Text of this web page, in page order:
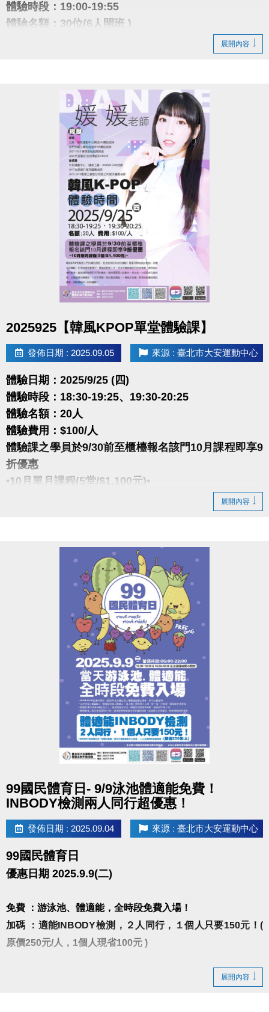
體驗時段：19:00-19:55
體驗名額：30位(6人開班 )
各種拉丁舞曲風以及各國流行舞曲，帶領大家熱力揮
透過曲目間歇強度設計，燃脂塑形同時練核心、臀腿
舞步簡單好記，零基礎也能慢慢跟上。
潮流舞動有氧
體驗日期：2025/9/22 (一)
體驗時段：20:30-21:25
體驗名額：30位(6人開班 )
體驗費用：$100/人
本課程使用近期華語、韓風、臺語、抖音舞等流行音
每首歌一段旋律一組舞蹈動作，整堂課有14首歌，
讓你在一堂課內感受到舞曲大帝國的混搭，
吧。
很重要!很重要!很重要!
報名請先註冊【會員資料】
點我註冊、課程傳送門(新開視窗)
大安有APP囉!可以報名課程喔~
長佳Sports+ APP
點我APPLE APP傳送門
​點我google play APP傳送門(新開視窗)
舞齡22年、教學19年
• 現職大安、新店運動中心、The YOGA H.教室
• 第一屆全球流行音樂金榜開場舞(蔡依林美人計)
• AFAA-PC 基礎團體有氧指導員證照(美國有氧體適能
• iParty 愛派對認證師資
• iEnergy 愛塑身認證師資
• iYoma 瑜珈提斯與滾筒認證師資
• ZUMBA -B1,B2認證師資
• 李和音老師拉丁有氧師資培訓
展開內容
2025925【韓風KPOP單堂體驗課】
發佈日期 : 2025.09.05 來源 : 臺北市大安運動中心
體驗日期：2025/9/25 (四)
體驗時段：18:30-19:25、19:30-20:25
體驗名額：20人
體驗費用：$100/人
體驗課之學員於9/30前至櫃檯報名該門10月課程即享9
折優惠
•10月單月課程(5堂/$1,100元)•
https://www.cjcf.com.tw/CG02.aspx
https://www.cjcf.com.tw/CG02.aspx
大安有APP囉!可以報名課程喔~
長佳Sports+ APP傳送門⬇
APPLE APP傳送門 點我(新開視窗)
傳送門 點我 (新開視窗)
五股、新莊運動中心韓流MV舞蹈老師
西門艸創心舞蹈教室KPOP舞蹈老師
2021-2025 夢想家啦啦隊隊員
【曾任職】
中和運動中心、健身工廠、WORLD GYM授課
2017台新銀行尾牙編舞老師
2015-2019貫理工業股份有限公司尾牙編舞老師
韓風K-POP是輕鬆入門的舞蹈課程，更是維持好身材
的運動！
在老師清楚教學中，學員能輕鬆上手，逐步培養跳舞
的自信與樂趣。
課程設計循序漸進，每堂課都能學到不同的舞步。
雖然需要用心記動作，但並非一次就要背完整首歌，
而是透過分解練習，一步步累積，跳出整首舞蹈。
一場結合音樂、節奏與能量的舞蹈饗宴，誠摯邀請你
展開內容
99國民體育日- 9/9泳池體適能免費！
INBODY檢測兩人同行超優惠！
發佈日期 : 2025.09.04 來源 : 臺北市大安運動中心
99國民體育日
優惠日期 2025.9.9(二)
免費 ：游泳池、體適能，全時段免費入場！
加碼 ：適能INBODY檢測，２人同行，１個人只要150元！(
原價250元/人，1個人現省100元 )
※INBODY檢測請先至一樓櫃台購票，再至三樓體適能
展開內容